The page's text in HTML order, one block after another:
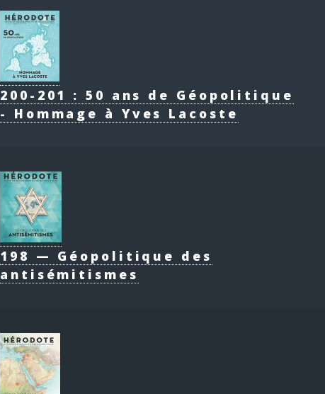
200-201 : 50 ans de Géopolitique
- Hommage à Yves Lacoste
198 — Géopolitique des
antisémitismes